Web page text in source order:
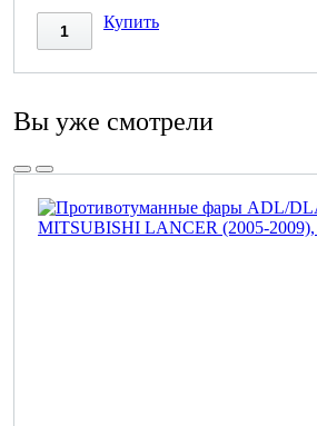
Купить
Вы уже смотрели